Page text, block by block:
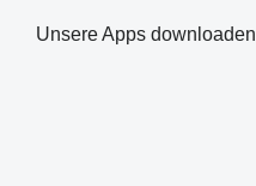
Unsere Apps downloaden